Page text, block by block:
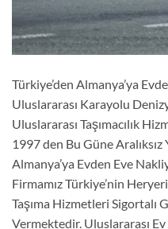
Türkiye’den Almanya’ya
Uluslararası Karayolu
Uluslararası Taşımacılık
1997 den Bu Güne Aralıksız
Almanya’ya Evden Eve
Firmamız Türkiye’nin
Taşıma Hizmetleri Sigortalı
Vermektedir. Uluslararası Ev